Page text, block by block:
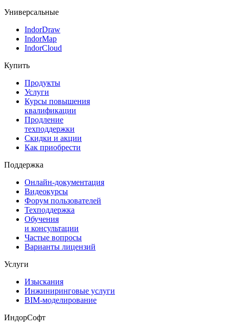
Универсальные
IndorDraw
IndorMap
IndorCloud
Купить
Продукты
Услуги
Курсы повышения
квалификации
Продление
техподдержки
Скидки и акции
Как приобрести
Поддержка
Онлайн-документация
Видеокурсы
Форум пользователей
Техподдержка
Обучения
и консультации
Частые вопросы
Варианты лицензий
Услуги
Изыскания
Инжиниринговые услуги
BIM-моделирование
ИндорСофт